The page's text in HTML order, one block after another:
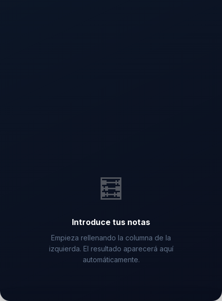
🧮
Introduce tus notas
Empieza rellenando la columna de la
izquierda. El resultado aparecerá aquí
automáticamente.